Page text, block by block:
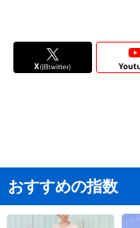
おすすめの指数